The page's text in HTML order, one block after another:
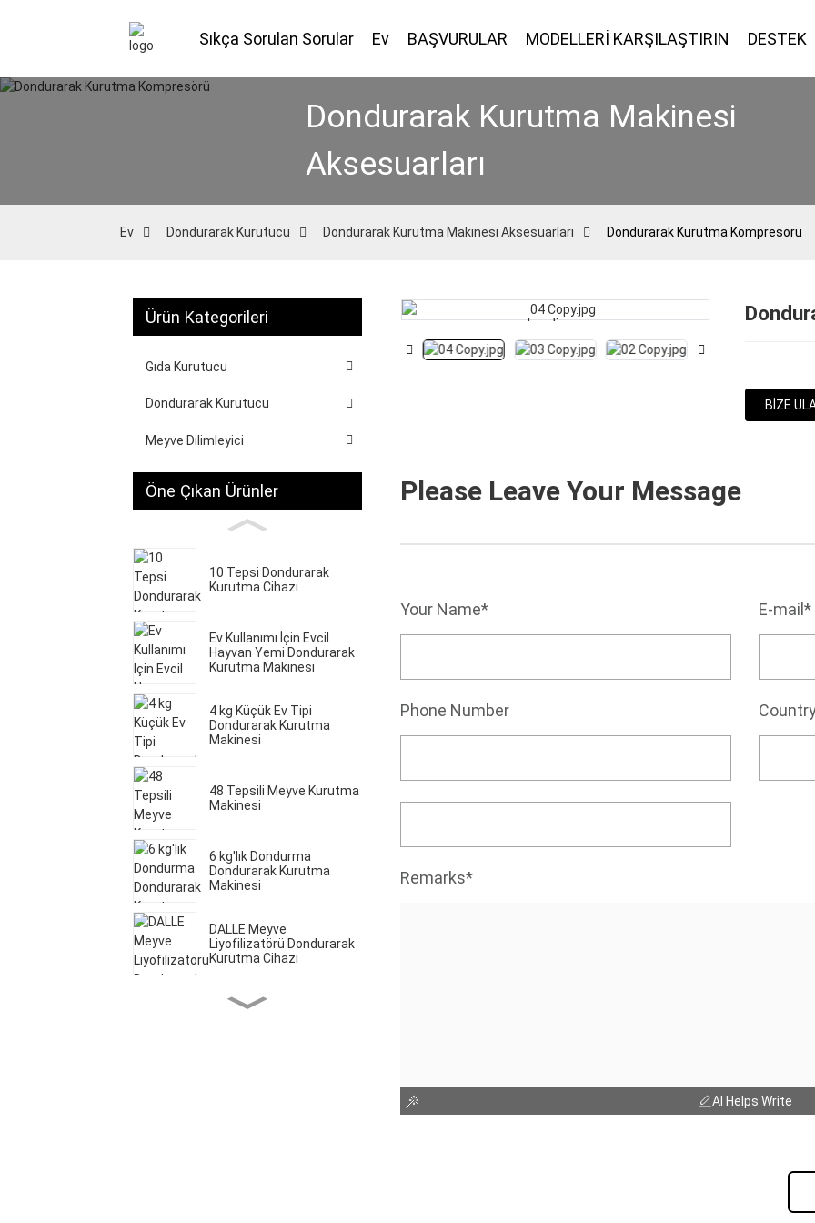
Sıkça Sorulan Sorular Ev BAŞVURULAR MODELLERİ KARŞILAŞTIRIN DESTEK
Dondurarak Kurutma Makinesi
Aksesuarları
Ev Dondurarak Kurutucu Dondurarak Kurutma Makinesi Aksesuarları Dondurarak Kurutma Kompresörü
Ürün Kategorileri
Gıda Kurutucu
Dondurarak Kurutucu
Meyve Dilimleyici
Öne Çıkan Ürünler
10 Tepsi Dondurarak
Kurutma Cihazı
Ev Kullanımı İçin Evcil
Hayvan Yemi Dondurarak
Kurutma Makinesi
4 kg Küçük Ev Tipi
Dondurarak Kurutma
Makinesi
48 Tepsili Meyve Kurutma
Makinesi
6 kg'lık Dondurma
Dondurarak Kurutma
Makinesi
DALLE Meyve
Liyofilizatörü Dondurarak
Kurutma Cihazı
Ev Tipi Dondurarak
Loading...
Loading... Loading...
Loading...
BIZE
Please Leave Your Message
Your Name* E-mail*
Phone Number
Remarks*
AI Helps Write